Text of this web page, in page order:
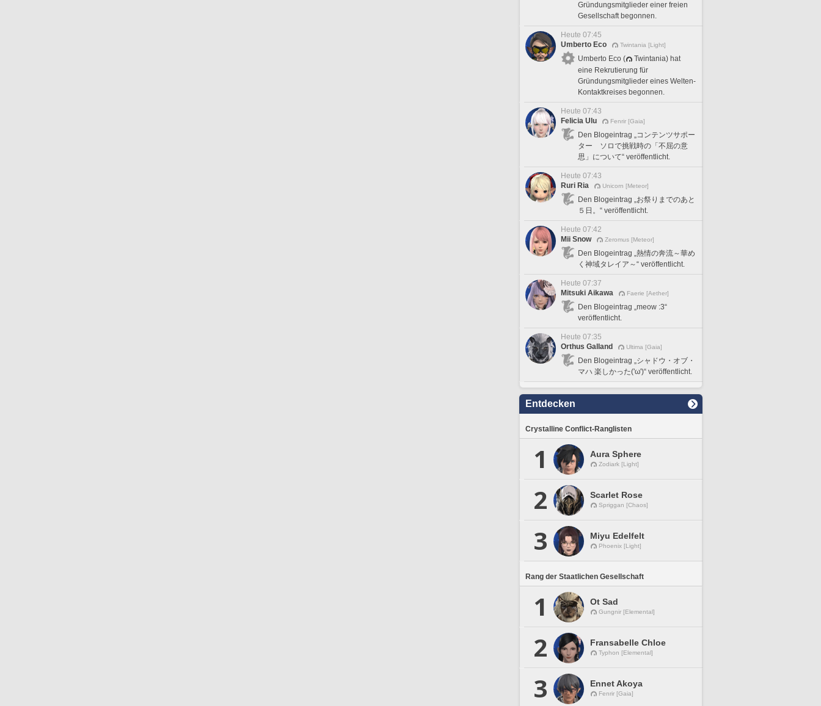
Gründungsmitglieder einer freien
Gesellschaft begonnen.
Heute 07:45
Umberto Eco
Twintania [Light]
Umberto Eco (
Twintania) hat
eine Rekrutierung für
Gründungsmitglieder eines Welten-
Kontaktkreises begonnen.
Heute 07:43
Felicia Ulu
Fenrir [Gaia]
Den Blogeintrag „コンテンツサポー
ター ソロで挑戦時の「不屈の意
思」について“ veröffentlicht.
Heute 07:43
Ruri Ria
Unicorn [Meteor]
Den Blogeintrag „お祭りまでのあと
５日。“ veröffentlicht.
Heute 07:42
Mii Snow
Zeromus [Meteor]
Den Blogeintrag „熱情の奔流～華め
く神域タレイア～“ veröffentlicht.
Heute 07:37
Mitsuki Aikawa
Faerie [Aether]
Den Blogeintrag „meow :3“
veröffentlicht.
Heute 07:35
Orthus Galland
Ultima [Gaia]
Den Blogeintrag „シャドウ・オブ・
マハ 楽しかった('ω')“ veröffentlicht.
Entdecken
Crystalline Conflict-Ranglisten
1 Aura Sphere
Zodiark [Light]
2 Scarlet Rose
Spriggan [Chaos]
3 Miyu Edelfelt
Phoenix [Light]
Rang der Staatlichen Gesellschaft
1 Ot Sad
Gungnir [Elemental]
2 Fransabelle Chloe
Typhon [Elemental]
3 Ennet Akoya
Fenrir [Gaia]